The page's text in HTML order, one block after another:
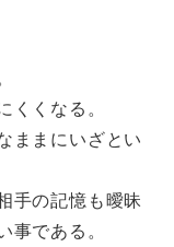
くなる。
ままにいざとい
手の記憶も曖昧
事である。